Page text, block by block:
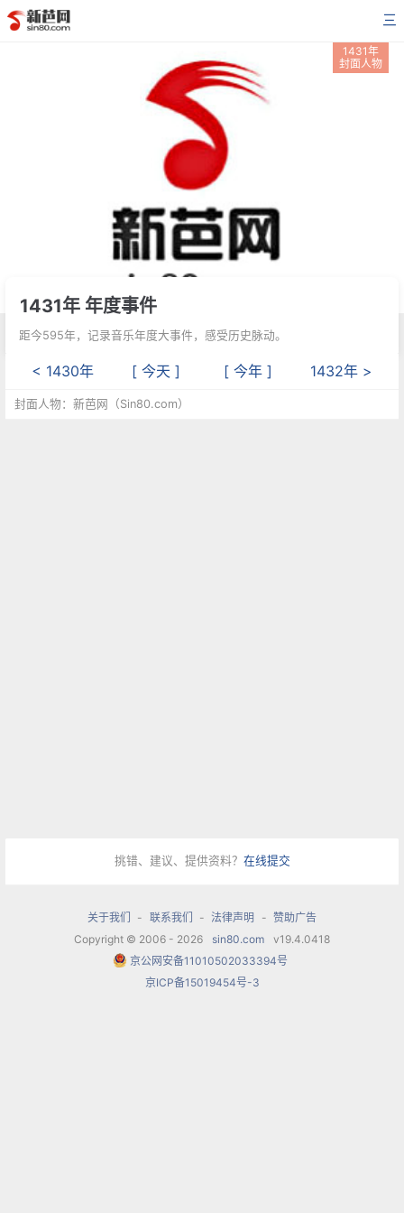
三
1431年
封面人物
1431年 年度事件
距今595年，记录音乐年度大事件，感受历史脉动。
< 1430年 [ 今天 ] [ 今年 ] 1432年 >
封面人物：新芭网（Sin80.com）
挑错、建议、提供资料？ 在线提交
关于我们 - 联系我们 - 法律声明 - 赞助广告
Copyright © 2006 - 2026
sin80.com
v19.4.0418
京公网安备11010502033394号
京ICP备15019454号-3